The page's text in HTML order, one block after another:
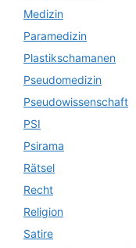
Medizin
Paramedizin
Plastikschamanen
Pseudomedizin
Pseudowissenschaft
PSI
Psirama
Rätsel
Recht
Religion
Satire